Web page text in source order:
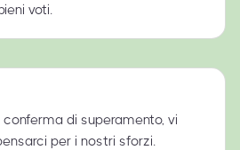
voti.
di superamento, vi
per i nostri sforzi.